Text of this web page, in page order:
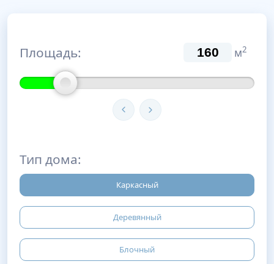
Площадь: м2
Тип дома:
Каркасный
Деревянный
Блочный